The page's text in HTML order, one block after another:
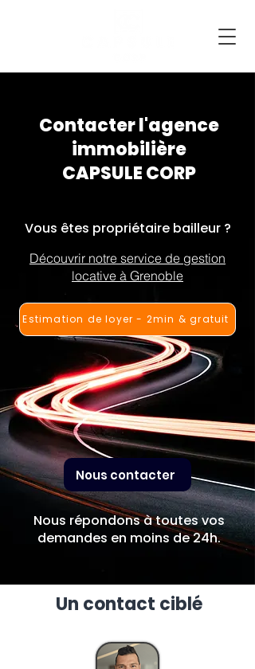
Contacter l'agence
immobilière
CAPSULE CORP
Vous êtes propriétaire bailleur ?
Découvrir notre service de gestion
locative à Grenoble
Estimation de loyer - 2min & gratuit
Nous contacter
Nous répondons à toutes vos
demandes en moins de 24h.
Un contact ciblé